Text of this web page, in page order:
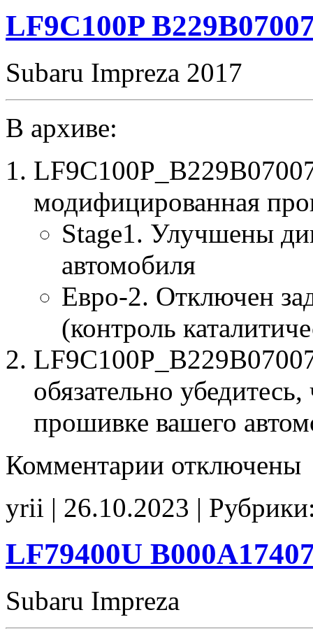
LF9C100P
Subaru Impreza 2017
В архиве:
модифицированная
Stage1. Улучшены
автомобиля
Евро-2. Отключен
(контроль
обязательно
прошивке вашего
Комментарии записи
Stage1
E2
отключены
yrii | 26.10.2023 |
LF79400U
Subaru Impreza